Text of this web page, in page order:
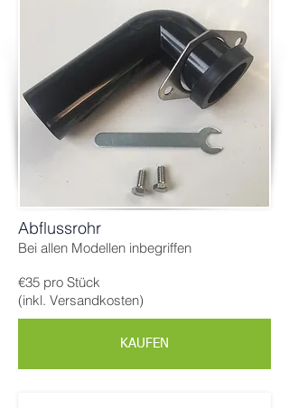
Abflussrohr
Bei allen Modellen inbegriffen
€35 pro Stück
(inkl. Versandkosten)
KAUFEN